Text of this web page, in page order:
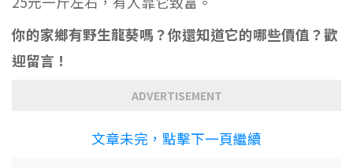
你的家鄉有野生龍葵嗎？你還知道它的哪些價值？歡
迎留言！
ADVERTISEMENT
文章未完，點擊下一頁繼續